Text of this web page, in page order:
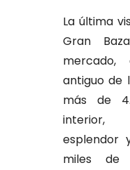
La última
Gran
antiguo de
más de
interior,
esplendor
miles de